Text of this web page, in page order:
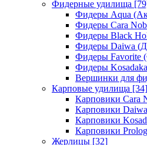
Фидерные удилища
Фидеры Aqua
Фидеры Cara
Фидеры Black
Фидеры Daiwa
Фидеры Favorite
Фидеры
Вершинки для
Карповые удилища [34]
Карповики Cara
Карповики
Карповики
Карповики
Жерлицы [32]